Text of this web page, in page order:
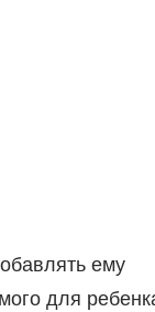
ему
для